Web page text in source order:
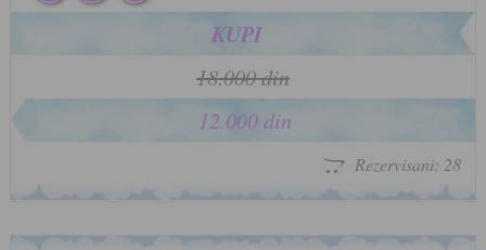
KUPI
18.000 din
12.000 din
Rezervisani: 28